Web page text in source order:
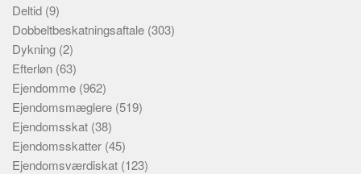
Deltid (9)
Dobbeltbeskatningsaftale (303)
Dykning (2)
Efterløn (63)
Ejendomme (962)
Ejendomsmæglere (519)
Ejendomsskat (38)
Ejendomsskatter (45)
Ejendomsværdiskat (123)